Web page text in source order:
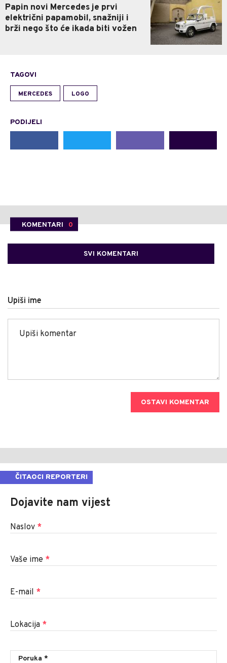
Papin novi Mercedes je prvi
električni papamobil, snažniji i
brži nego što će ikada biti vožen
TAGOVI
MERCEDES LOGO
PODIJELI
KOMENTARI 0
SVI KOMENTARI
Upiši ime
OSTAVI KOMENTAR
ČITAOCI REPORTERI
Dojavite nam vijest
Naslov *
Vaše ime *
E-mail *
Lokacija *